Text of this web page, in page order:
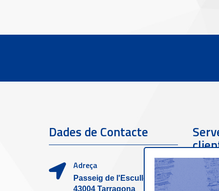
Dades de Contacte
Adreça
Passeig de l'Escullera s/n,
43004 Tarragona